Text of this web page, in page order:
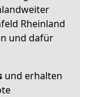
Rheinland
und dafür
und erhalten